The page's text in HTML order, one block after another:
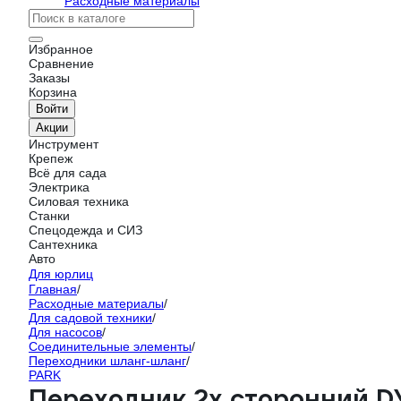
Избранное
Сравнение
Заказы
Корзина
Войти
Акции
Инструмент
Крепеж
Всё для сада
Электрика
Силовая техника
Станки
Спецодежда и СИЗ
Сантехника
Авто
Для юрлиц
Главная/
Расходные материалы/
Для садовой техники/
Для насосов/
Соединительные элементы/
Переходники шланг-шланг/
PARK